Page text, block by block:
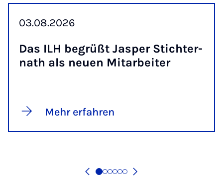
03.08.2026
Das ILH be­grüßt Jas­per Stich­ter­
nath als neu­en Mit­a­r­bei­ter
Mehr erfahren